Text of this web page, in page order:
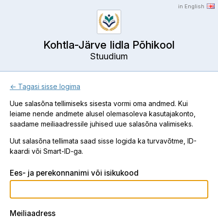
in English
Kohtla-Järve Iidla Põhikool
Stuudium
← Tagasi sisse logima
Uue salasõna tellimiseks sisesta vormi oma andmed. Kui
leiame nende andmete alusel olemasoleva kasutajakonto,
saadame meiliaadressile juhised uue salasõna valimiseks.
Uut salasõna tellimata saad sisse logida ka turvavõtme, ID-
kaardi või Smart-ID-ga.
Ees- ja perekonnanimi või isikukood
Meiliaadress